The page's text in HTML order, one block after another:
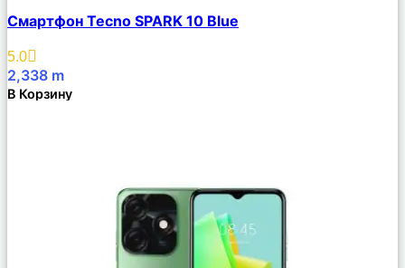
Описание
Избранное
Смартфон Tecno SPARK 10 Blue
5.0
2,338 m
В Корзину